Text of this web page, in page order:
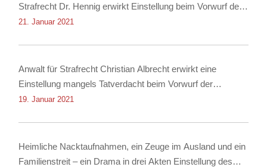
Strafrecht Dr. Hennig erwirkt Einstellung beim Vorwurf des
Besitzes von Kokain!
21. Januar 2021
Anwalt für Strafrecht Christian Albrecht erwirkt eine
Einstellung mangels Tatverdacht beim Vorwurf der
Nachstellung
19. Januar 2021
Heimliche Nacktaufnahmen, ein Zeuge im Ausland und ein
Familienstreit – ein Drama in drei Akten Einstellung des